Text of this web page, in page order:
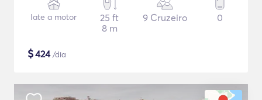
Iate a motor
25 ft
8 m
9 Cruzeiro 0
$424/dia